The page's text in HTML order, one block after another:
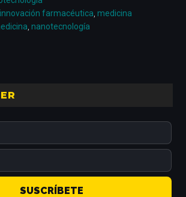
innovación farmacéutica ,medicina
,nanotecnología